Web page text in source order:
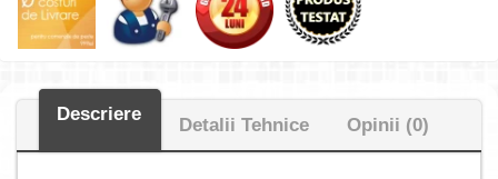
Descriere
Detalii Tehnice Opinii (0)